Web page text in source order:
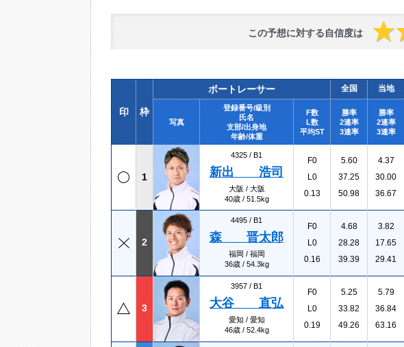
この予想に対する自信度は
印 枠
ボートレーサー 全国 当地
写真
登録番号/級別
氏名
支部/出身地
年齢/体重
F数
L数
平均ST
勝率
2連率
3連率
勝率
2連率
3連率
1
4325 / B1
新出 浩司
大阪 / 大阪
40歳 / 51.5kg
F0
L0
0.13
5.60
37.25
50.98
4.37
30.00
36.67
2
4495 / B1
森 晋太郎
福岡 / 福岡
36歳 / 54.3kg
F0
L0
0.16
4.68
28.28
39.39
3.82
17.65
29.41
3
3957 / B1
大谷 直弘
愛知 / 愛知
46歳 / 52.4kg
F0
L0
0.19
5.25
33.82
49.26
5.79
36.84
63.16